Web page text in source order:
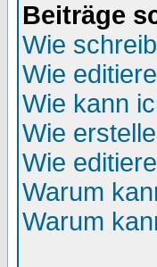
Beiträge
Wie
Wie
Wie kann
Wie
Wie
Warum
Warum